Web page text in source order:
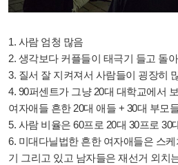
1. 사람 엄청 많음
2. 생각보다 커플들이 태극기 들고 돌
3. 질서 잘 지켜져서 사람들이 굉장히
4. 90퍼센트가 그냥 20대 대학교에서
여자애들 흔한 20대 애들 + 30대 부모
5. 사람 비율은 60프로 20대 30프로 30
6. 미대다닐법한 흔한 여자애들은 스
기 그리고 있고 남자들은 재선거 외치